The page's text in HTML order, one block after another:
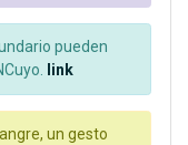
pueden
link
un gesto